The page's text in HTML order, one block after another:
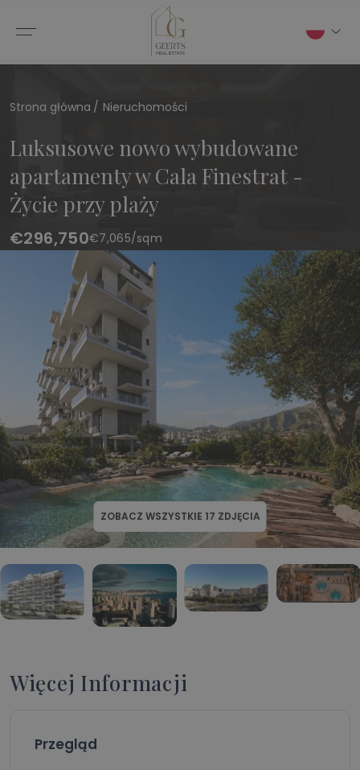
Strona główna Nieruchomości
Luksusowe nowo wybudowane
apartamenty w Cala Finestrat -
Życie przy plaży
€296,750€7,065/sqm
ZOBACZ WSZYSTKIE 17 ZDJĘCIA
Więcej Informacji
Przegląd